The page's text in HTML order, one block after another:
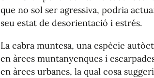
que no sol ser agressiva, podria
seu estat de desorientació i estrés.
La cabra muntesa, una espècie
en àrees muntanyenques i
en àrees urbanes, la qual cosa